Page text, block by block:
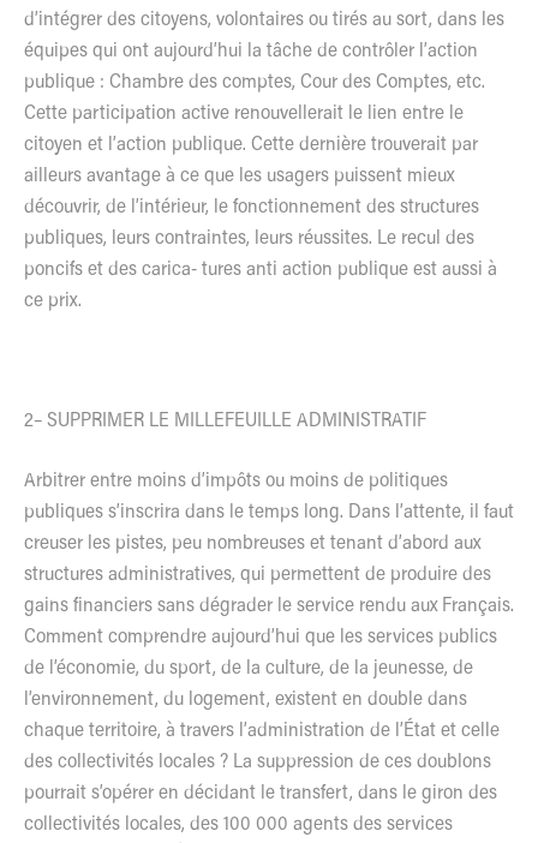
d’intégrer des citoyens, volontaires ou tirés au sort, dans les
équipes qui ont aujourd’hui la tâche de contrôler l’action
publique : Chambre des comptes, Cour des Comptes, etc.
Cette participation active renouvellerait le lien entre le
citoyen et l’action publique. Cette dernière trouverait par
ailleurs avantage à ce que les usagers puissent mieux
découvrir, de l’intérieur, le fonctionnement des structures
publiques, leurs contraintes, leurs réussites. Le recul des
poncifs et des carica- tures anti action publique est aussi à
ce prix.
2– SUPPRIMER LE MILLEFEUILLE ADMINISTRATIF
Arbitrer entre moins d’impôts ou moins de politiques
publiques s’inscrira dans le temps long. Dans l’attente, il faut
creuser les pistes, peu nombreuses et tenant d’abord aux
structures administratives, qui permettent de produire des
gains financiers sans dégrader le service rendu aux Français.
Comment comprendre aujourd’hui que les services publics
de l’économie, du sport, de la culture, de la jeunesse, de
l’environnement, du logement, existent en double dans
chaque territoire, à travers l’administration de l’État et celle
des collectivités locales ? La suppression de ces doublons
pourrait s’opérer en décidant le transfert, dans le giron des
collectivités locales, des 100 000 agents des services